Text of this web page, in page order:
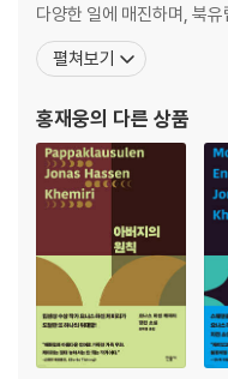
다양한 일에 매진하며, 북
독히 하는 데 힘을 보태고 있다. 저서로 『Creating Theatrical
ams』, 『유럽과의 문화 교
「욘 포세의
펼쳐보기
홍재웅의 다른 상품